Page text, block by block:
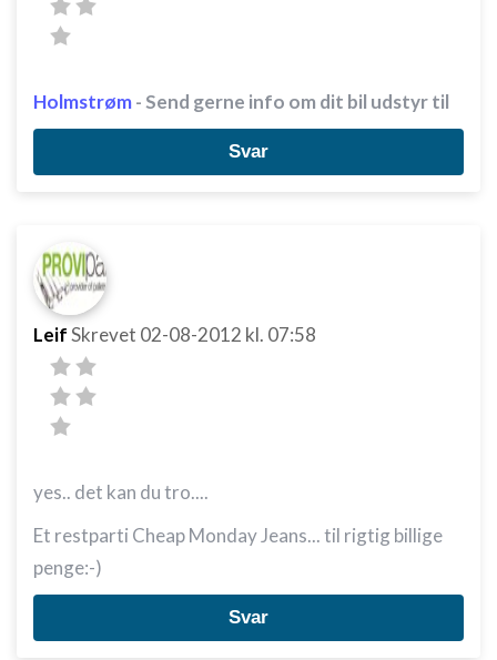
Holmstrøm- Send gerne info om dit bil udstyr til
Svar
LeifSkrevet 02-08-2012 kl. 07:58
yes.. det kan du tro....
Et restparti Cheap Monday Jeans... til rigtig billige
penge:-)
Svar